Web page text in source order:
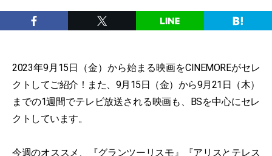
2023年9月15日（金）から始まる映画をCINEMOREがセレ
クトしてご紹介！また、9月15日（金）から9月21日（木）
までの1週間でテレビ放送される映画も、BSを中心にセレ
クトしています。
今週のオススメ、『グランツーリスモ』『アリスとテレス